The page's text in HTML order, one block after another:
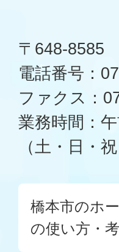
〒648-8585
電話番号：
ファクス：
業務時間：
（土・日・
橋本市のホ
の使い方・